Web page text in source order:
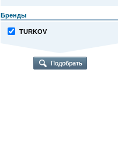
Бренды
TURKOV